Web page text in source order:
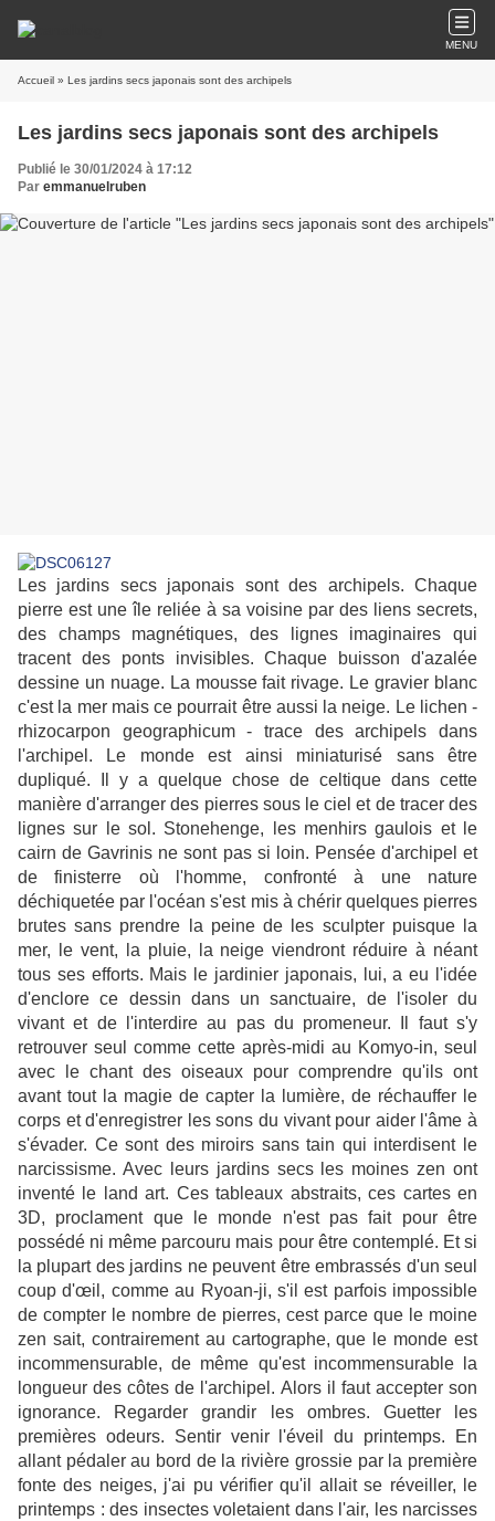
MENU
Accueil » Les jardins secs japonais sont des archipels
Les jardins secs japonais sont des archipels
Publié le 30/01/2024 à 17:12
Par emmanuelruben
Les jardins secs japonais sont des archipels. Chaque
pierre est une île reliée à sa voisine par des liens secrets,
des champs magnétiques, des lignes imaginaires qui
tracent des ponts invisibles. Chaque buisson d'azalée
dessine un nuage. La mousse fait rivage. Le gravier blanc
c'est la mer mais ce pourrait être aussi la neige. Le lichen -
rhizocarpon geographicum - trace des archipels dans
l'archipel. Le monde est ainsi miniaturisé sans être
dupliqué. Il y a quelque chose de celtique dans cette
manière d'arranger des pierres sous le ciel et de tracer des
lignes sur le sol. Stonehenge, les menhirs gaulois et le
cairn de Gavrinis ne sont pas si loin. Pensée d'archipel et
de finisterre où l'homme, confronté à une nature
déchiquetée par l'océan s'est mis à chérir quelques pierres
brutes sans prendre la peine de les sculpter puisque la
mer, le vent, la pluie, la neige viendront réduire à néant
tous ses efforts. Mais le jardinier japonais, lui, a eu l'idée
d'enclore ce dessin dans un sanctuaire, de l'isoler du
vivant et de l'interdire au pas du promeneur. Il faut s'y
retrouver seul comme cette après-midi au Komyo-in, seul
avec le chant des oiseaux pour comprendre qu'ils ont
avant tout la magie de capter la lumière, de réchauffer le
corps et d'enregistrer les sons du vivant pour aider l'âme à
s'évader. Ce sont des miroirs sans tain qui interdisent le
narcissisme. Avec leurs jardins secs les moines zen ont
inventé le land art. Ces tableaux abstraits, ces cartes en
3D, proclament que le monde n'est pas fait pour être
possédé ni même parcouru mais pour être contemplé. Et si
la plupart des jardins ne peuvent être embrassés d'un seul
coup d'œil, comme au Ryoan-ji, s'il est parfois impossible
de compter le nombre de pierres, cest parce que le moine
zen sait, contrairement au cartographe, que le monde est
incommensurable, de même qu'est incommensurable la
longueur des côtes de l'archipel. Alors il faut accepter son
ignorance. Regarder grandir les ombres. Guetter les
premières odeurs. Sentir venir l'éveil du printemps. En
allant pédaler au bord de la rivière grossie par la première
fonte des neiges, j'ai pu vérifier qu'il allait se réveiller, le
printemps : des insectes voletaient dans l'air, les narcisses